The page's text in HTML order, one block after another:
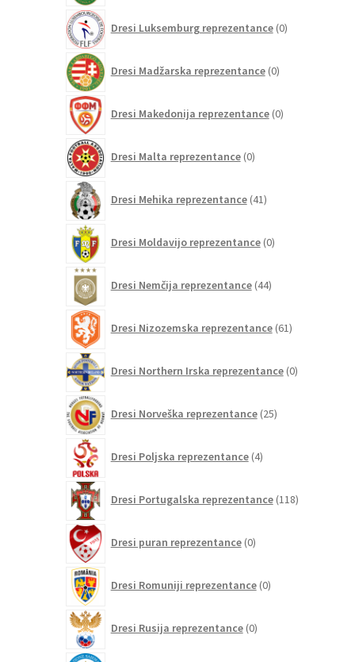
Dresi Luksemburg reprezentance 0izdelkov
Dresi Madžarska reprezentance 0izdelkov
Dresi Makedonija reprezentance 0izdelkov
Dresi Malta reprezentance 0izdelkov
Dresi Mehika reprezentance 41izdelkov
Dresi Moldavijo reprezentance 0izdelkov
Dresi Nemčija reprezentance 44izdelkov
Dresi Nizozemska reprezentance 61izdelkov
Dresi Northern Irska reprezentance 0izdelkov
Dresi Norveška reprezentance 25izdelkov
Dresi Poljska reprezentance 4izdelki
Dresi Portugalska reprezentance 118izdelkov
Dresi puran reprezentance 0izdelkov
Dresi Romuniji reprezentance 0izdelkov
Dresi Rusija reprezentance 0izdelkov